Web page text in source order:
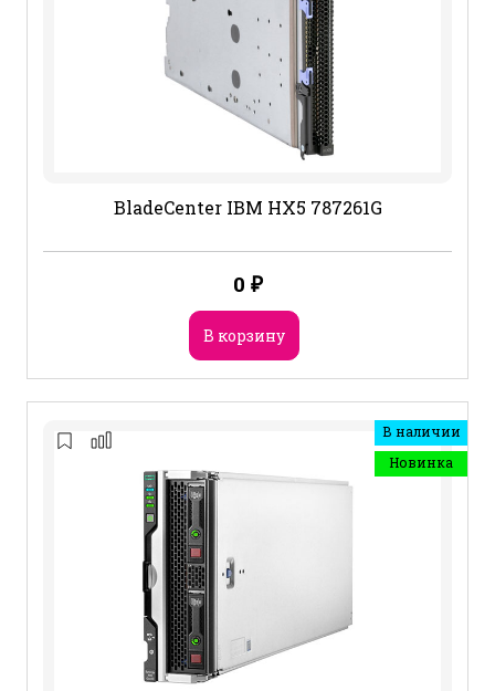
BladeCenter IBM HX5 787261G
0 ₽
В корзину
В наличии
Новинка